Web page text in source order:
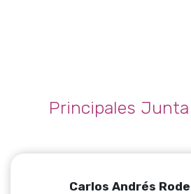
Principales
Carlos Andrés